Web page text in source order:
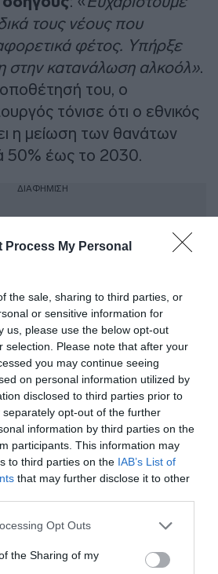
Process My Personal
the sale, sharing to third parties, or
or sensitive information for
us, please use the below opt-out
selection. Please note that after your
you may continue seeing
on personal information utilized by
disclosed to third parties prior to
opt-out of the further
information by third parties on the
participants. This information may
to third parties on the IAB’s List of
that may further disclose it to other
app uses one or more Google
or usage behaviour. You may click to
Google and its third-party tags to
Opt Outs
the Sharing of my
τους νέους που
φέτος. Υπήρξε
στην κατανάλωση αλκοόλ».
του, ο
τόνισε ότι ο εθνικός
η μείωση των θανάτων
50% έως το 2030.
ΔΙΑΦΗΜΙΣΗ
η Ελλάδα αντιμετώπιζε τα
πραγματικότητα. Εμείς
το πρόβλημα
τεχνολογία και έργα.
, δήλωσε.